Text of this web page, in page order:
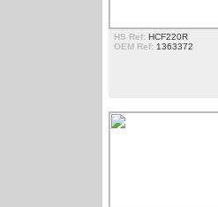
HS Ref: HCF220R
OEM Ref: 1363372